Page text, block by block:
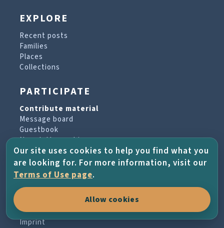
EXPLORE
Recent posts
Families
Places
Collections
PARTICIPATE
Contribute material
Message board
Guestbook
Newsletter archive
PROJECT & HELP
About the project
Terms of Use
Imprint
Our site uses cookies to help you find what you
are looking for. For more information, visit our
Terms of Use page.
Allow cookies